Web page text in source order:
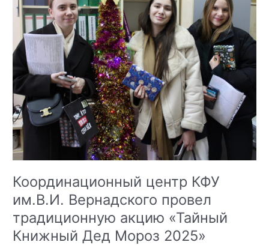
Координационный центр КФУ
им.В.И. Вернадского провел
традиционную акцию «Тайный
Книжный Дед Мороз 2025»